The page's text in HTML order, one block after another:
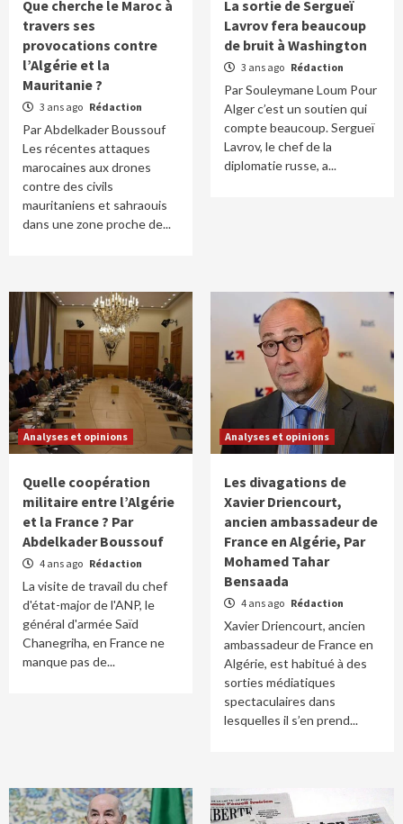
Que cherche le Maroc à
travers ses
provocations contre
l’Algérie et la
Mauritanie ?
3 ans ago Rédaction
Par Abdelkader Boussouf
Les récentes attaques
marocaines aux drones
contre des civils
mauritaniens et sahraouis
dans une zone proche de...
La sortie de Sergueï
Lavrov fera beaucoup
de bruit à Washington
3 ans ago Rédaction
Par Souleymane Loum Pour
Alger c’est un soutien qui
compte beaucoup. Sergueï
Lavrov, le chef de la
diplomatie russe, a...
Analyses et opinions
Quelle coopération
militaire entre l’Algérie
et la France ? Par
Abdelkader Boussouf
4 ans ago Rédaction
La visite de travail du chef
d'état-major de l'ANP, le
général d'armée Saïd
Chanegriha, en France ne
manque pas de...
Analyses et opinions
Les divagations de
Xavier Driencourt,
ancien ambassadeur de
France en Algérie, Par
Mohamed Tahar
Bensaada
4 ans ago Rédaction
Xavier Driencourt, ancien
ambassadeur de France en
Algérie, est habitué à des
sorties médiatiques
spectaculaires dans
lesquelles il s’en prend...